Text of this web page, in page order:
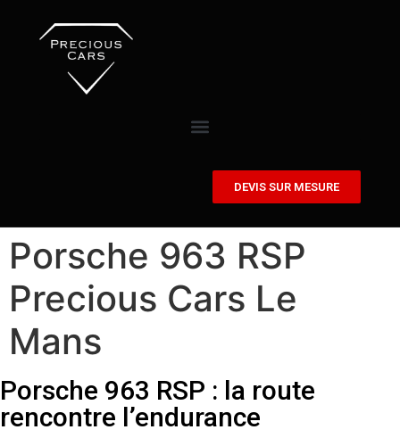
DEVIS SUR MESURE
Porsche 963 RSP
Precious Cars Le
Mans
Porsche 963 RSP : la route
rencontre l’endurance